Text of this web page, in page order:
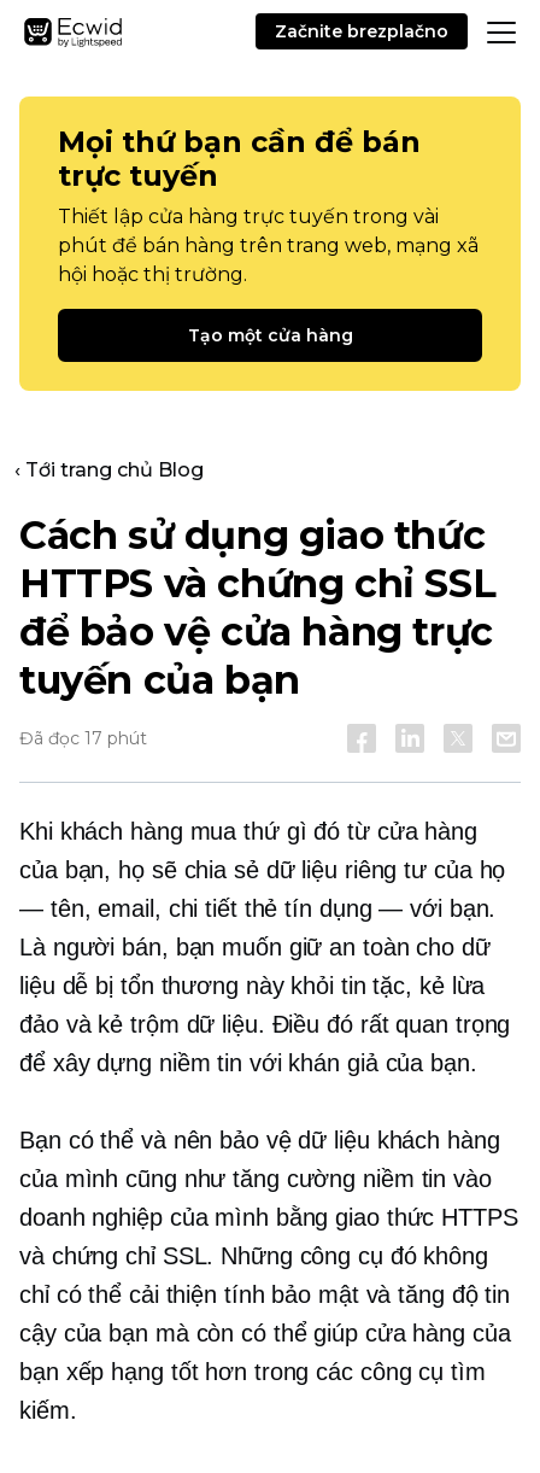
Začnite brezplačno
Mọi thứ bạn cần để bán
trực tuyến
Thiết lập cửa hàng trực tuyến trong vài
phút để bán hàng trên trang web, mạng xã
hội hoặc thị trường.
Tạo một cửa hàng
‹ Tới trang chủ Blog
Cách sử dụng giao thức
HTTPS và chứng chỉ SSL
để bảo vệ cửa hàng trực
tuyến của bạn
Đã đọc 17 phút
Khi khách hàng mua thứ gì đó từ cửa hàng
của bạn, họ sẽ chia sẻ dữ liệu riêng tư của họ
— tên, email, chi tiết thẻ tín dụng — với bạn.
Là người bán, bạn muốn giữ an toàn cho dữ
liệu dễ bị tổn thương này khỏi tin tặc, kẻ lừa
đảo và kẻ trộm dữ liệu. Điều đó rất quan trọng
để xây dựng niềm tin với khán giả của bạn.
Bạn có thể và nên bảo vệ dữ liệu khách hàng
của mình cũng như tăng cường niềm tin vào
doanh nghiệp của mình bằng giao thức HTTPS
và chứng chỉ SSL. Những công cụ đó không
chỉ có thể cải thiện tính bảo mật và tăng độ tin
cậy của bạn mà còn có thể giúp cửa hàng của
bạn xếp hạng tốt hơn trong các công cụ tìm
kiếm.